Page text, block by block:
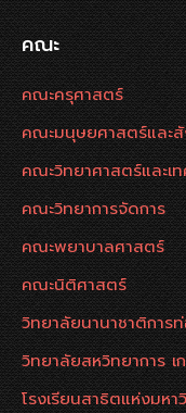
คณะ
คณะครุศาสตร์
คณะมนุษยศาสตร์และ
คณะวิทยาศาสตร์และเ
คณะวิทยาการจัดการ
คณะพยาบาลศาสตร์
คณะนิติศาสตร์
วิทยาลัยนานาชาติการ
วิทยาลัยสหวิทยาการ เ
โรงเรียนสาธิตแห่งมห